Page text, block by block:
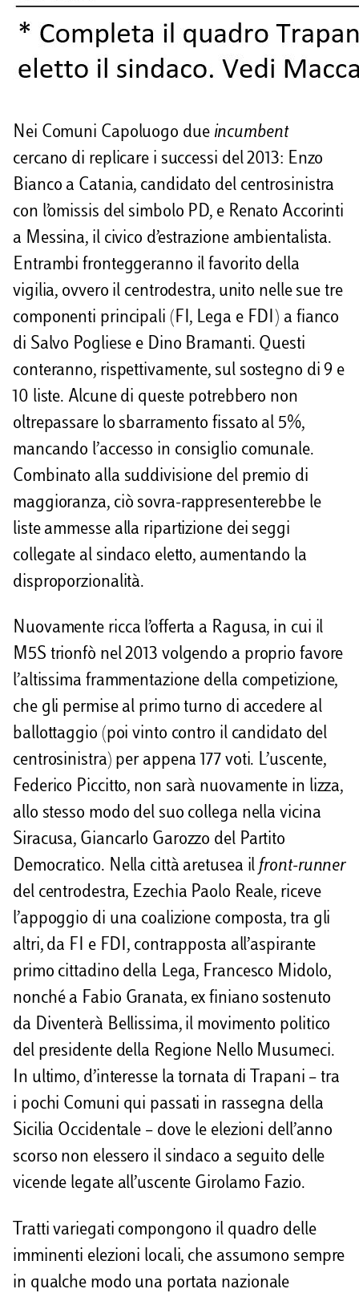
Nei Comuni Capoluogo due incumbent
cercano di replicare i successi del 2013: Enzo
Bianco a Catania, candidato del centrosinistra
con l’omissis del simbolo PD, e Renato Accorinti
a Messina, il civico d’estrazione ambientalista.
Entrambi fronteggeranno il favorito della
vigilia, ovvero il centrodestra, unito nelle sue tre
componenti principali (FI, Lega e FDI) a fianco
di Salvo Pogliese e Dino Bramanti. Questi
conteranno, rispettivamente, sul sostegno di 9 e
10 liste. Alcune di queste potrebbero non
oltrepassare lo sbarramento fissato al 5%,
mancando l’accesso in consiglio comunale.
Combinato alla suddivisione del premio di
maggioranza, ciò sovra-rappresenterebbe le
liste ammesse alla ripartizione dei seggi
collegate al sindaco eletto, aumentando la
disproporzionalità.
Nuovamente ricca l’offerta a Ragusa, in cui il
M5S trionfò nel 2013 volgendo a proprio favore
l’altissima frammentazione della competizione,
che gli permise al primo turno di accedere al
ballottaggio (poi vinto contro il candidato del
centrosinistra) per appena 177 voti. L’uscente,
Federico Piccitto, non sarà nuovamente in lizza,
allo stesso modo del suo collega nella vicina
Siracusa, Giancarlo Garozzo del Partito
Democratico. Nella città aretusea ilfront-runner
del centrodestra, Ezechia Paolo Reale, riceve
l’appoggio di una coalizione composta, tra gli
altri, da FI e FDI, contrapposta all’aspirante
primo cittadino della Lega, Francesco Midolo,
nonché a Fabio Granata, ex finiano sostenuto
da Diventerà Bellissima, il movimento politico
del presidente della Regione Nello Musumeci.
In ultimo, d’interesse la tornata di Trapani – tra
i pochi Comuni qui passati in rassegna della
Sicilia Occidentale – dove le elezioni dell’anno
scorso non elessero il sindaco a seguito delle
vicende legate all’uscente Girolamo Fazio.
Tratti variegati compongono il quadro delle
imminenti elezioni locali, che assumono sempre
in qualche modo una portata nazionale